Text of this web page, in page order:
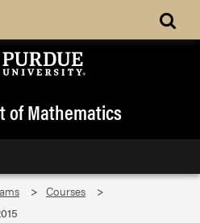
of Mathematics
Courses